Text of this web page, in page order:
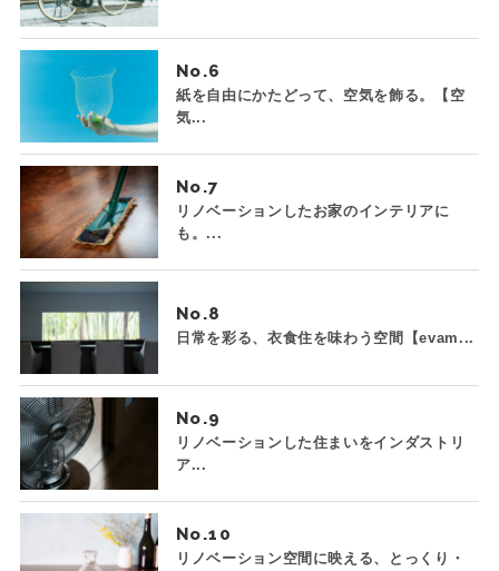
No.
紙を自由にかたどって、空気を飾る。【空
気...
No.
リノベーションしたお家のインテリアに
も。...
No.
日常を彩る、衣食住を味わう空間【evam...
No.
リノベーションした住まいをインダストリ
ア...
No.
リノベーション空間に映える、とっくり・